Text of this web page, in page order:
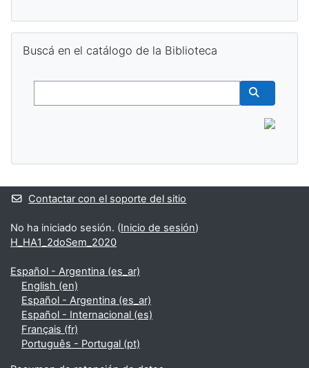
Buscá en el catálogo de la Biblioteca
Buscar
Contactar con el soporte del sitio
No ha iniciado sesión. (Inicio de sesión)
H_HA1_2doSem_2020
Español - Argentina ‎(es_ar)‎
English ‎(en)‎
Español - Argentina ‎(es_ar)‎
Español - Internacional ‎(es)‎
Français ‎(fr)‎
Português - Portugal ‎(pt)‎